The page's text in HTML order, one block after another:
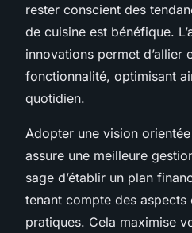
rester conscient des
de cuisine est bénéfique.
innovations permet d’allier
fonctionnalité, optimisant
quotidien.
Adopter une vision
assure une meilleure
sage d’établir un plan
tenant compte des aspects
pratiques. Cela maximise